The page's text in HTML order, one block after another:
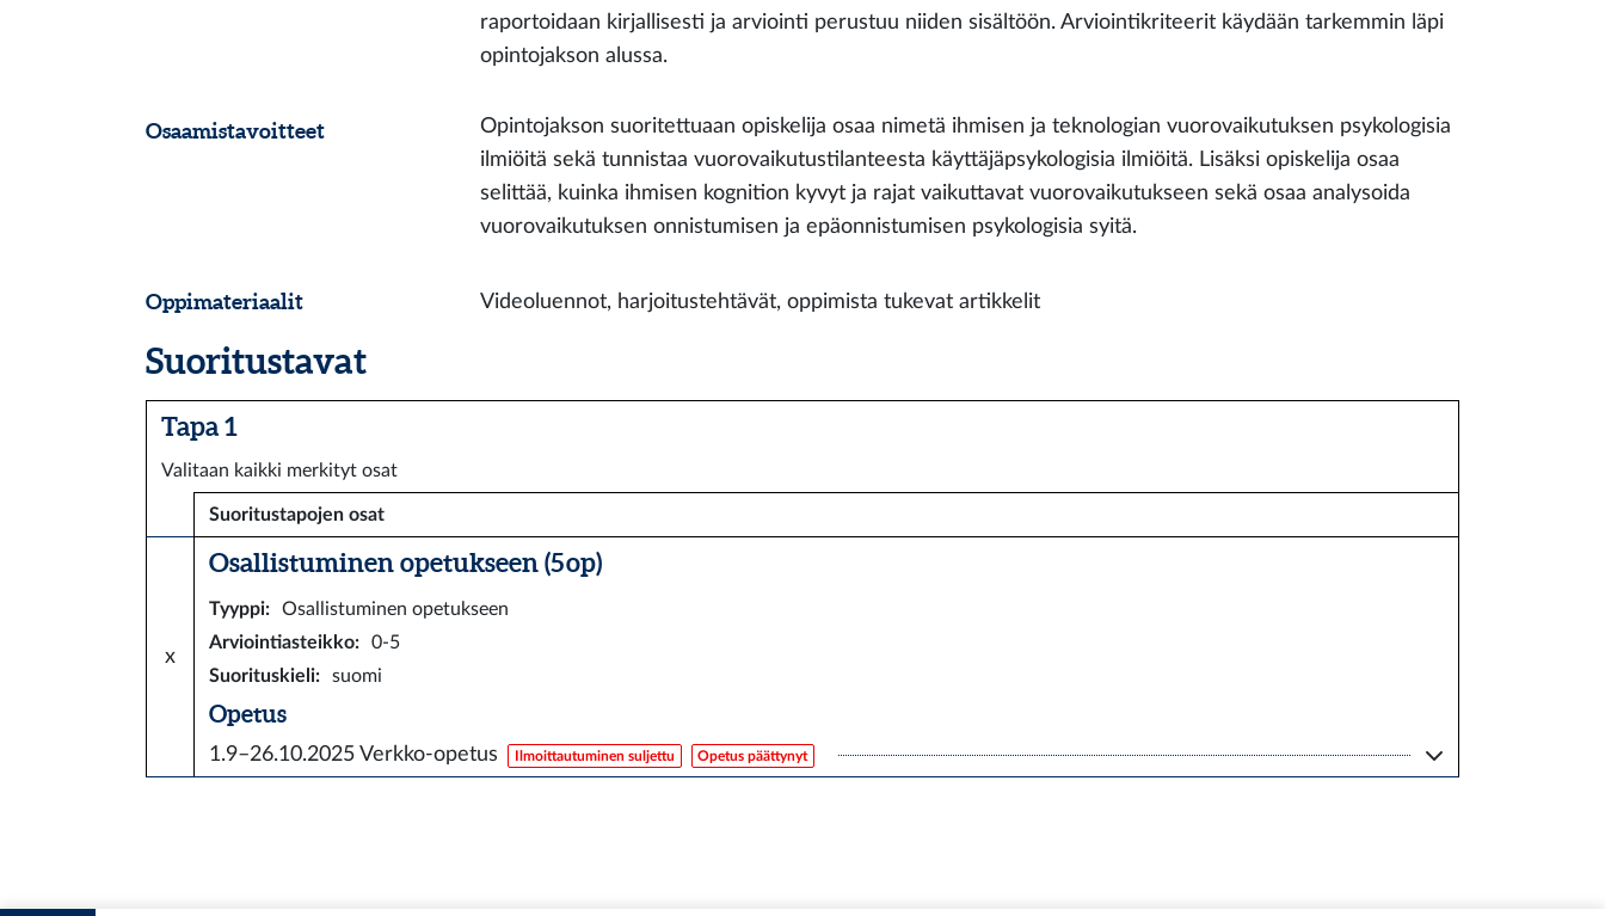
raportoidaan kirjallisesti ja arviointi perustuu niiden sisältöön. Arviointikriteerit käydään tarkemmin läpi
opintojakson alussa.
Osaamistavoitteet
Opintojakson suoritettuaan opiskelija osaa nimetä ihmisen ja teknologian vuorovaikutuksen psykologisia
ilmiöitä sekä tunnistaa vuorovaikutustilanteesta käyttäjäpsykologisia ilmiöitä. Lisäksi opiskelija osaa
selittää, kuinka ihmisen kognition kyvyt ja rajat vaikuttavat vuorovaikutukseen sekä osaa analysoida
vuorovaikutuksen onnistumisen ja epäonnistumisen psykologisia syitä.
Oppimateriaalit Videoluennot, harjoitustehtävät, oppimista tukevat artikkelit
Suoritustavat
Tapa 1
Valitaan kaikki merkityt osat
Suoritustapojen osat
x
Osallistuminen opetukseen (5 op)
Tyyppi:
Osallistuminen opetukseen
Arviointiasteikko:
0-5
Suorituskieli: suomi
Opetus
1.9–26.10.2025 Verkko-opetus Ilmoittautuminen suljettu Opetus päättynyt